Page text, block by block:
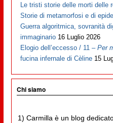
Le tristi storie delle morti delle
Storie di metamorfosi e di
Guerra algoritmica, sovranità
immaginario 16 Luglio 2026
Elogio dell’eccesso / 11 –Per
fucina infernale di Cèline 15
Chi siamo
1) Carmilla è un blog